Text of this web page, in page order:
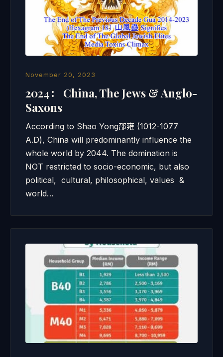
November 20, 2023
2024： China, The Jews & Anglo-
Saxons
According to Shao Yong邵雍 (1012-1077
A.D), China will predominantly influence the
whole world by 2044. The domination is
NOT restricted to socio-economic, but also
political, cultural, philosophical, values &
world…